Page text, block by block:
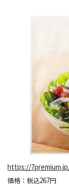
https://
価格：税込267円